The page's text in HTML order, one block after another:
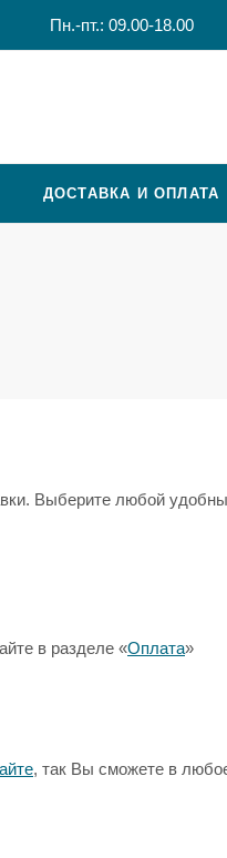
Пн.-пт.: 09.00-18.00
ДОСТАВКА И ОПЛАТА
Выберите любой
в разделе «Оплата»
, так Вы сможете в